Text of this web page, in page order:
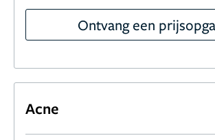
Ontvang een
Acne